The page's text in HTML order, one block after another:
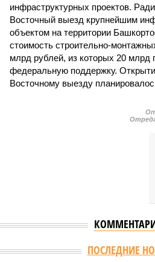
инфраструктурных проектов.
Восточный выезд крупнейшим
объектом на территории
стоимость строительно-
млрд рублей, из которых 20 млрд
федеральную поддержку.
Восточному выезду
Версия //Власть //Раскрыта